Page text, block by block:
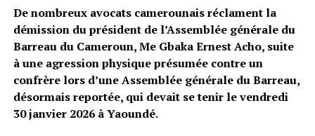
De nombreux avocats camerounais réclament la
démission du président de l’Assemblée générale du
Barreau du Cameroun, Me Gbaka Ernest Acho, suite
à une agression physique présumée contre un
confrère lors d’une Assemblée générale du Barreau,
désormais reportée, qui devait se tenir le vendredi
30 janvier 2026 à Yaoundé.